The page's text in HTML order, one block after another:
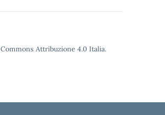
Attribuzione 4.0 Italia.